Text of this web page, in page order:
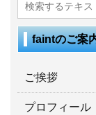
faintのご案
ご挨拶
プロフィール